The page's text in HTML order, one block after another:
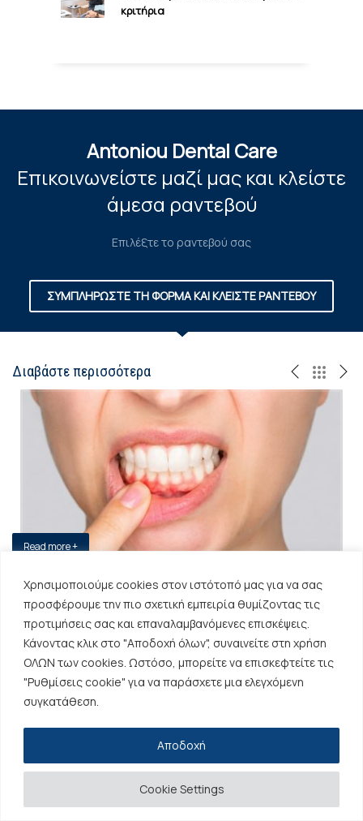
Χρησιμοποιούμε cookies στον ιστότοπό μας για να σας
προσφέρουμε την πιο σχετική εμπειρία θυμίζοντας τις
προτιμήσεις σας και επαναλαμβανόμενες επισκέψεις.
Κάνοντας κλικ στο "Αποδοχή όλων", συναινείτε στη χρήση
ΟΛΩΝ των cookies. Ωστόσο, μπορείτε να επισκεφτείτε τις
"Ρυθμίσεις cookie" για να παράσχετε μια ελεγχόμενη
συγκατάθεση.
Cookie Settings
Αποδοχή
κριτήρια
Antoniou Dental Care
Επικοινωνείστε μαζί μας και κλείστε
άμεσα ραντεβού
Επιλέξτε το ραντεβού σας
ΣΥΜΠΛΗΡΩΣΤΕ ΤΗ ΦΟΡΜΑ ΚΑΙ ΚΛΕΙΣΤΕ ΡΑΝΤΕΒΟΥ
Διαβάστε περισσότερα
Read more +
9 Ιανουαρίου 2025 By Antoniou Dental Care in Γενική Οδοντιατρική
Υπηρεσίες
Εξαγωγή Δοντιού: Διαδικασία, Ανάρρωση και Τι να
Προσέξετε
Εμπειρίες ασθενών